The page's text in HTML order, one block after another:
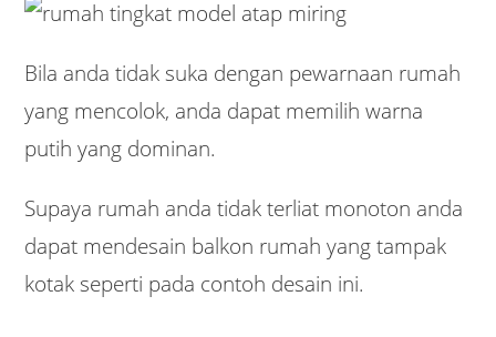
Bila anda tidak suka dengan pewarnaan rumah
yang mencolok, anda dapat memilih warna
putih yang dominan.
Supaya rumah anda tidak terliat monoton anda
dapat mendesain balkon rumah yang tampak
kotak seperti pada contoh desain ini.